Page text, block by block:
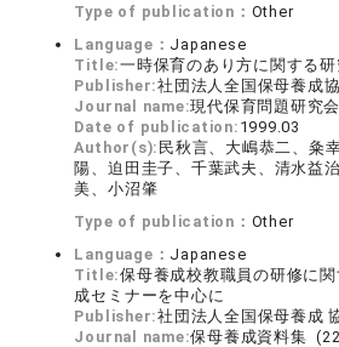
Type of publication： Other
Language： Japanese
Title:一時保育のあり方に関する研
Publisher:社団法人全国保母養成
Journal name:現代保育問題研究
Date of publication: 1999.03
Author(s): 民秋言、大嶋恭二、粂
陽、迫田圭子、千葉武夫、清水益
美、小沼肇
Type of publication： Other
Language： Japanese
Title:保母養成校教職員の研修に
成セミナーを中心に
Publisher:社団法人全国保母養成
Journal name:保母養成資料集